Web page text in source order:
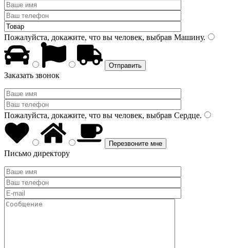
Пожалуйста, докажите, что вы человек, выбрав Машину.
Заказать звонок
Пожалуйста, докажите, что вы человек, выбрав Сердце.
Письмо директору